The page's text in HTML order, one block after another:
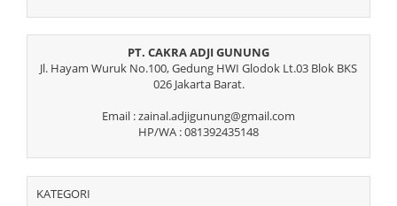
PT. CAKRA ADJI GUNUNG
Jl. Hayam Wuruk No.100, Gedung HWI Glodok Lt.03 Blok BKS
026 Jakarta Barat.
Email : zainal.adjigunung@gmail.com
HP/WA : 081392435148
KATEGORI